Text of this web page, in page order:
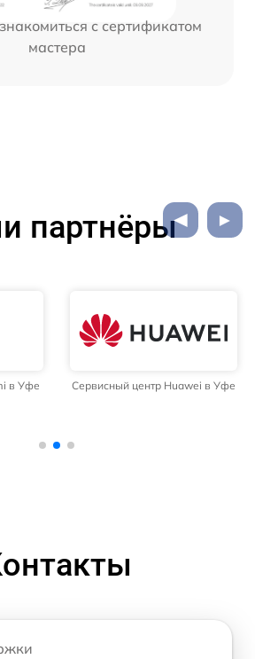
с сертификатом
мастера
партнёры
в Уфе
Сервисный центр Samsung в